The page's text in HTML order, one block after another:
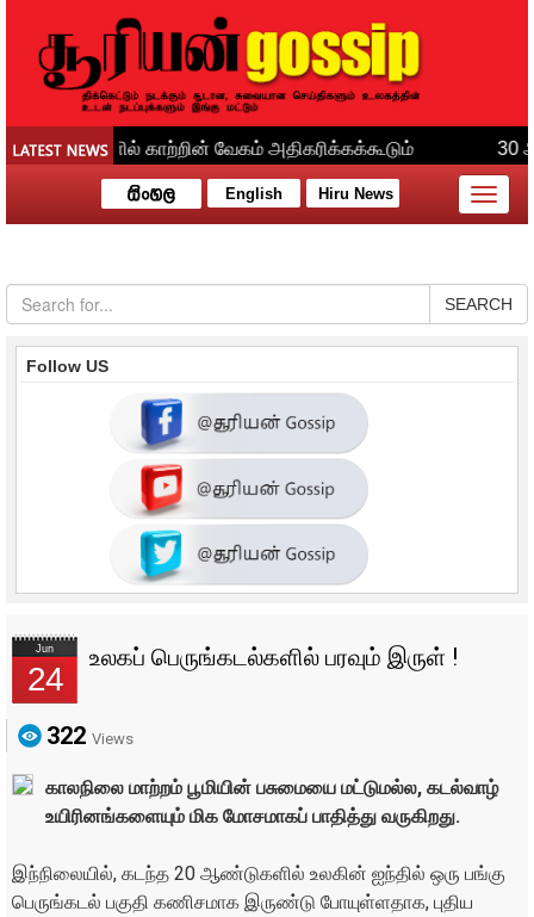
English Hiru News
Toggle
SEARCH
Follow US
Jun
24
உலகப் பெருங்கடல்களில் பரவும் இருள் !
322 Views
காலநிலை மாற்றம் பூமியின் பசுமையை மட்டுமல்ல, கடல்வாழ்
உயிரினங்களையும் மிக மோசமாகப் பாதித்து வருகிறது.
இந்நிலையில், கடந்த 20 ஆண்டுகளில் உலகின் ஐந்தில் ஒரு பங்கு
பெருங்கடல் பகுதி கணிசமாக இருண்டு போயுள்ளதாக, புதிய